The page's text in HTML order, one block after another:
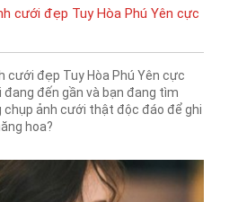
cưới đẹp Tuy Hòa Phú Yên cực
cưới đẹp Tuy Hòa Phú Yên cực
đến gần và bạn đang tìm
chụp ảnh cưới thật độc đáo để ghi
hoa?